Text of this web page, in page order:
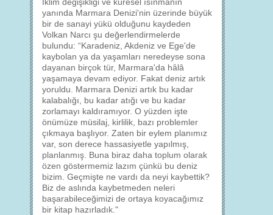
yanında Marmara Denizi'nin üzerinde büyük
bir de sanayi yükü olduğunu kaydeden
Volkan Narcı şu değerlendirmelerde
bulundu: “Karadeniz, Akdeniz ve Ege'de
kaybolan ya da yaşamları neredeyse sona
dayanan birçok tür, Marmara'da hâlâ
yaşamaya devam ediyor. Fakat deniz artık
yoruldu. Marmara Denizi artık bu kadar
kalabalığı, bu kadar atığı ve bu kadar
zorlamayı kaldıramıyor. O yüzden işte
önümüze müsilaj, kirlilik, bazı problemler
çıkmaya başlıyor. Zaten bir eylem planımız
var, son derece hassasiyetle yapılmış,
planlanmış. Buna biraz daha toplum olarak
özen göstermemiz lazım çünkü bu deniz
bizim. Geçmişte ne vardı da neyi kaybettik?
Biz de aslında kaybetmeden neleri
başarabileceğimizi de ortaya koyacağımız
bir kitap hazırladık."